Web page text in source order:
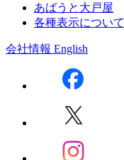
あばうと大戸屋
各種表示について
会社情報 English